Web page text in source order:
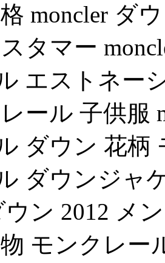
moncler ダ
タマー
エストネー
ール 子供服
ダウン 花柄
ダウンジャ
ウン 2012 メ
モンクレー